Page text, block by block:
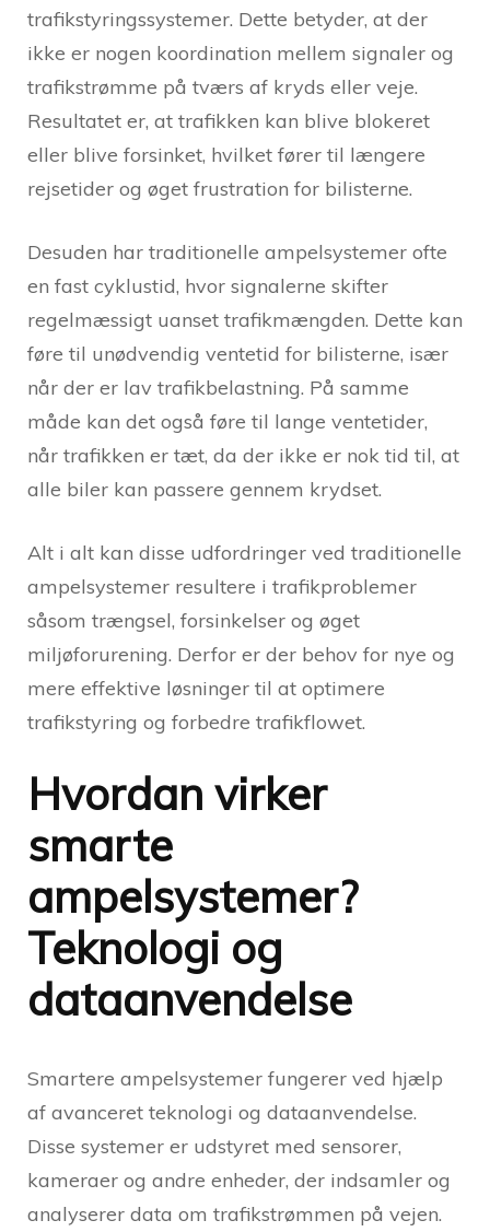
trafikstyringssystemer. Dette betyder, at der
ikke er nogen koordination mellem signaler og
trafikstrømme på tværs af kryds eller veje.
Resultatet er, at trafikken kan blive blokeret
eller blive forsinket, hvilket fører til længere
rejsetider og øget frustration for bilisterne.
Desuden har traditionelle ampelsystemer ofte
en fast cyklustid, hvor signalerne skifter
regelmæssigt uanset trafikmængden. Dette kan
føre til unødvendig ventetid for bilisterne, især
når der er lav trafikbelastning. På samme
måde kan det også føre til lange ventetider,
når trafikken er tæt, da der ikke er nok tid til, at
alle biler kan passere gennem krydset.
Alt i alt kan disse udfordringer ved traditionelle
ampelsystemer resultere i trafikproblemer
såsom trængsel, forsinkelser og øget
miljøforurening. Derfor er der behov for nye og
mere effektive løsninger til at optimere
trafikstyring og forbedre trafikflowet.
Hvordan virker
smarte
ampelsystemer?
Teknologi og
dataanvendelse
Smartere ampelsystemer fungerer ved hjælp
af avanceret teknologi og dataanvendelse.
Disse systemer er udstyret med sensorer,
kameraer og andre enheder, der indsamler og
analyserer data om trafikstrømmen på vejen.